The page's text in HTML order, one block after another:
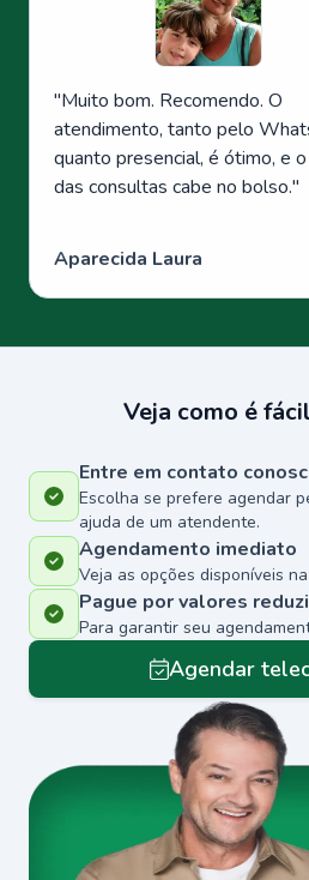
"Muito bom. Recomendo. O
atendimento, tanto pelo
quanto presencial, é ótimo, e
das consultas cabe no bolso."
Aparecida Laura
Veja como é
Entre em contato
Escolha se prefere agendar
ajuda de um atendente.
Agendamento imediato
Veja as opções disponíveis
Pague por valores
Para garantir seu
Agendar